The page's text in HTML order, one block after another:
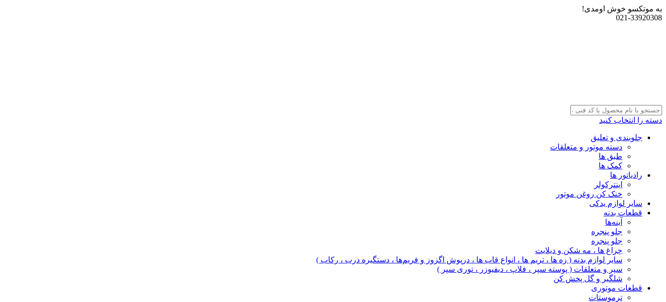
به موتکسو خوش اومدی!
021-33920308
دسته را انتخاب کنید
جلوبندی و تعلیق
دسته موتور و متعلقات
طبق ها
کمک ها
رادیاتور ها
اینترکولر
خنک کن روغن موتور
سایر لوازم یدکی
قطعات بدنه
آینه‌ها
جلو پنجره
جلو پنجره
چراغ‌ ها ، مه‌ شکن و دیلایت
سایر لوازم بدنه ( زه ها ، تریم ها ، انواع قاب ها ، درپوش اگزوز و فریم‌ها ، دستگیره درب ، رکاب )
سپر و متعلقات ( پوسته سپر ، فلاپ ، دیفیوزر ، توری سپر )
شلگیر و گل‌ پخش‌ کن
قطعات موتوری
ترموستات